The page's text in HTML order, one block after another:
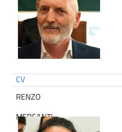
CV
RENZO
MERCANTI